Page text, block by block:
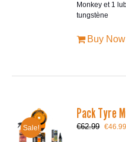
Monkey et 1
tungstène
Buy Now
Sale!
Pack Tyre
€62.99 Le
€46.99